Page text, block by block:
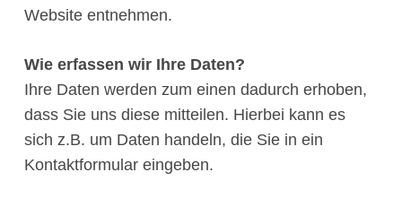
Website entnehmen.
Wie erfassen wir Ihre Daten?
Ihre Daten werden zum einen dadurch erhoben,
dass Sie uns diese mitteilen. Hierbei kann es
sich z.B. um Daten handeln, die Sie in ein
Kontaktformular eingeben.